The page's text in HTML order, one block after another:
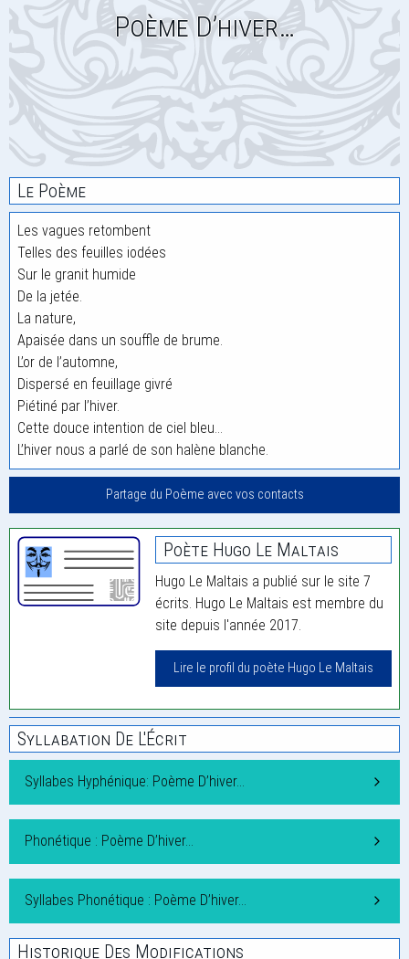
Poème D’hiver…
Le Poème
Les vagues retombent
Telles des feuilles iodées
Sur le granit humide
De la jetée.
La nature,
Apaisée dans un souffle de brume.
L’or de l’automne,
Dispersé en feuillage givré
Piétiné par l’hiver.
Cette douce intention de ciel bleu…
L’hiver nous a parlé de son halène blanche.
Partage du Poème avec vos contacts
Poète Hugo Le Maltais
Hugo Le Maltais a publié sur le site 7
écrits. Hugo Le Maltais est membre du
site depuis l'année 2017.
Lire le profil du poète Hugo Le Maltais
Syllabation De L'Écrit
Syllabes Hyphénique: Poème D’hiver…
Phonétique : Poème D’hiver…
Syllabes Phonétique : Poème D’hiver…
Historique Des Modifications